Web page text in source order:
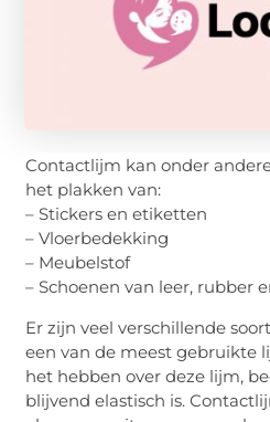
Contactlijm kan onder
het plakken van:
– Stickers en etiketten
– Vloerbedekking
– Meubelstof
– Schoenen van leer, rubber
Er zijn veel verschillende
een van de meest gebruikte
het hebben over deze lijm,
blijvend elastisch is.